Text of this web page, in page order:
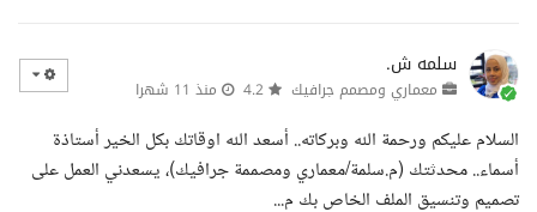
سلمه ش.
معماري ومصمم جرافيك منذ 11 شهرا
السلام عليكم ورحمة الله وبركاته.. أسعد الله اوقاتك بكل الخير أستاذة
أسماء.. محدثتك (م.سلمة/معماري ومصممة جرافيك)، يسعدني العمل على
تصميم وتنسيق الملف الخاص بك م...